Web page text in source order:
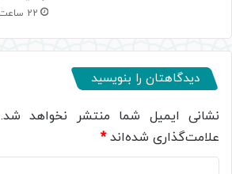
22 ساعت پیش
دیدگاهتان را بنویسید
نشانی ایمیل شما منتشر نخواهد شد.
علامت‌گذاری شده‌اند*